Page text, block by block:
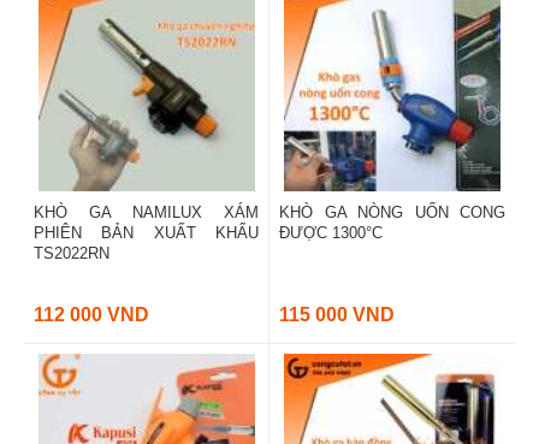
KHÒ GA NAMILUX XÁM
PHIÊN BẢN XUẤT KHẨU
TS2022RN
112 000 VND
KHÒ GA NÒNG UỐN CONG
ĐƯỢC 1300°C
115 000 VND